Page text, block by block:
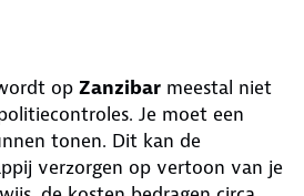
op Zanzibar meestal niet
Je moet een
tonen. Dit kan de
verzorgen op vertoon van je